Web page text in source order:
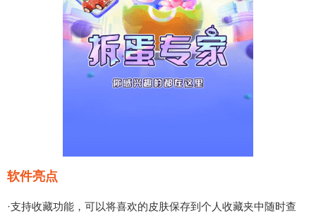
软件亮点
·支持收藏功能，可以将喜欢的皮肤保存到个人收藏夹中随时查